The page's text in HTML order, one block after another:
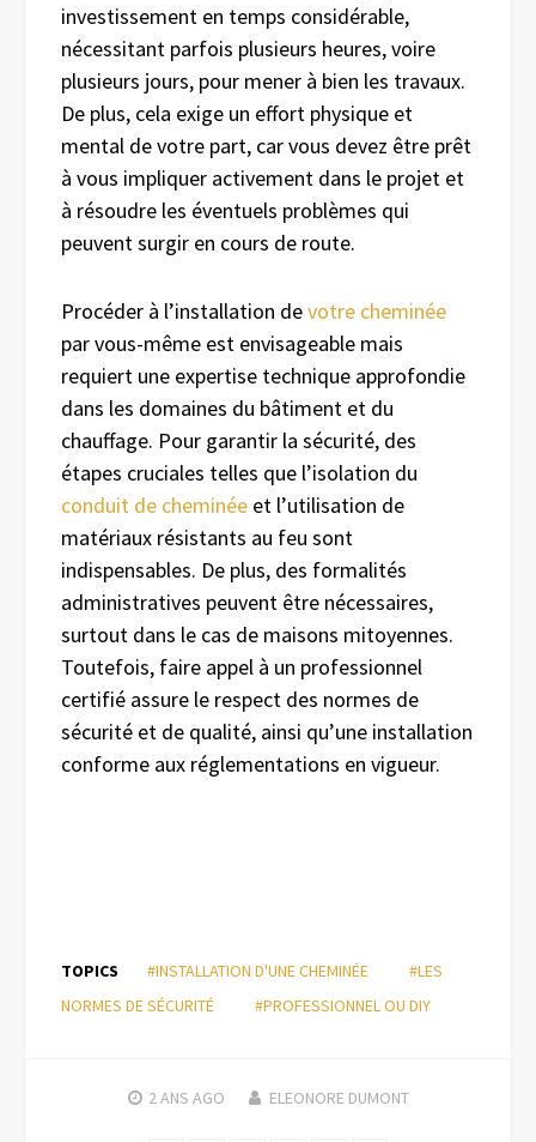
investissement en temps considérable,
nécessitant parfois plusieurs heures, voire
plusieurs jours, pour mener à bien les travaux.
De plus, cela exige un effort physique et
mental de votre part, car vous devez être prêt
à vous impliquer activement dans le projet et
à résoudre les éventuels problèmes qui
peuvent surgir en cours de route.
Procéder à l’installation devotre cheminée
par vous-même est envisageable mais
requiert une expertise technique approfondie
dans les domaines du bâtiment et du
chauffage. Pour garantir la sécurité, des
étapes cruciales telles que l’isolation du
conduit de cheminée et l’utilisation de
matériaux résistants au feu sont
indispensables. De plus, des formalités
administratives peuvent être nécessaires,
surtout dans le cas de maisons mitoyennes.
Toutefois, faire appel à un professionnel
certifié assure le respect des normes de
sécurité et de qualité, ainsi qu’une installation
conforme aux réglementations en vigueur.
TOPICS #INSTALLATION D'UNE CHEMINÉE
#LES
NORMES DE SÉCURITÉ
#PROFESSIONNEL OU DIY
2 ANS AGO ELEONORE DUMONT